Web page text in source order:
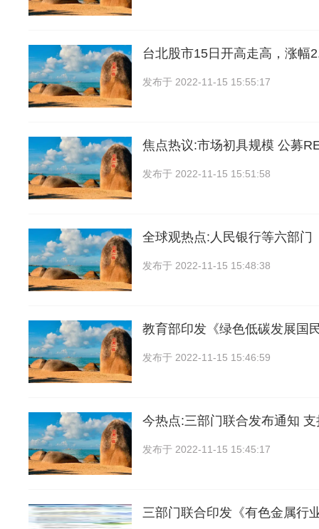
台北股市15日开高走高，涨幅
发布于 2022-11-15 15:55:17
焦点热议:市场初具规模 公募
发布于 2022-11-15 15:51:58
全球观热点:人民银行等六部门
发布于 2022-11-15 15:48:38
教育部印发《绿色低碳发展国
发布于 2022-11-15 15:46:59
今热点:三部门联合发布通知
发布于 2022-11-15 15:45:17
三部门联合印发《有色金属行